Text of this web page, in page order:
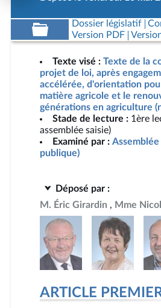
Date de dépôt
Dossier législatif
Version PDF
Texte visé : Texte de la
projet de loi, après
accélérée, d'orientation
matière agricole et le
générations en agriculture
Stade de lecture : 1ère
assemblée saisie)
Examiné par :
publique)
Déposé par :
M. Éric Girardin
Mme
ARTICLE